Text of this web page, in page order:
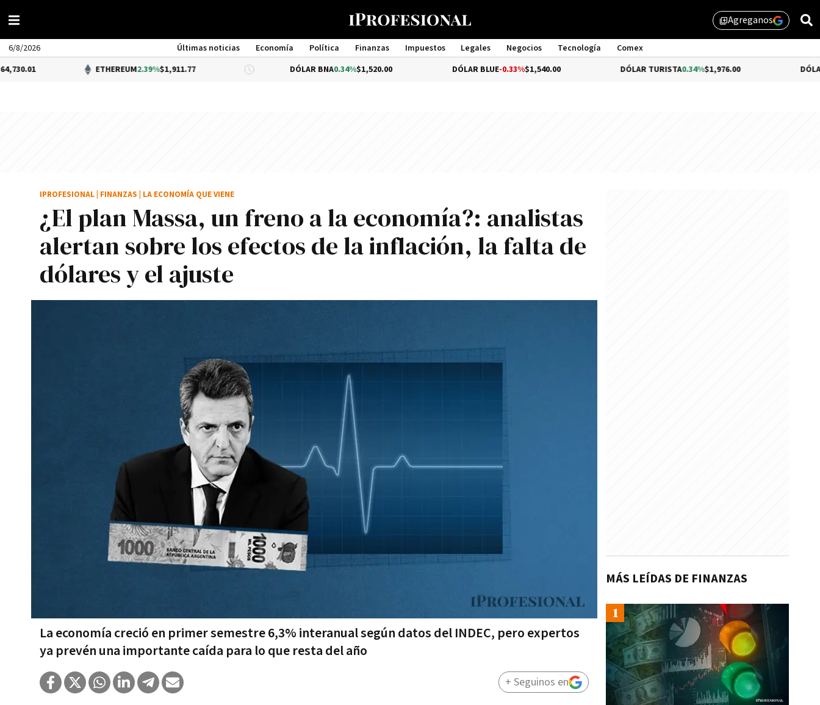
library_addAgreganos
6/8/2026 Últimas noticias Economía Política Finanzas Impuestos Legales Negocios Tecnología
Comex
Management
ETHEREUM2.39%$1,911.77 DÓLAR BNA 0.34%$1,520.00 DÓLAR BLUE-0.33% $1,540.00 DÓLAR TURISTA0.34%$1,976.00 -
¿El plan Massa, un freno a la economía?: analistas
alertan sobre los efectos de la inflación, la falta de
dólares y el ajuste
La economía creció en primer semestre 6,3% interanual según datos del INDEC, pero expertos
ya prevén una importante caída para lo que resta del año
IPROFESIONAL FINANZAS LA ECONOMÍA QUE VIENE
+ Seguinos en
MÁS LEÍDAS DE FINANZAS